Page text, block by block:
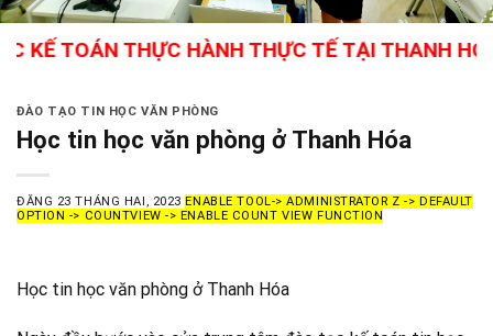
TOÁN THỰC HÀNH THỰC TẾ TẠI THANH HÓA -
ĐÀO TẠO TIN HỌC VĂN PHÒNG
Học tin học văn phòng ở Thanh Hóa
ĐĂNG 23 THÁNG HAI, 2023 ENABLE TOOL-> ADMINISTRATOR Z -> DEFAULT
OPTION -> COUNTVIEW -> ENABLE COUNT VIEW FUNCTION
Học tin học văn phòng ở Thanh Hóa